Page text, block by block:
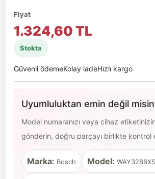
Fiyat
1.324,60 TL
Stokta
Güvenli ödemeKolay iadeHızlı kargo
Uyumluluktan emin değil
Model numaranızı veya cihaz
gönderin, doğru parçayı birlikte kontrol
Marka: Bosch Model: